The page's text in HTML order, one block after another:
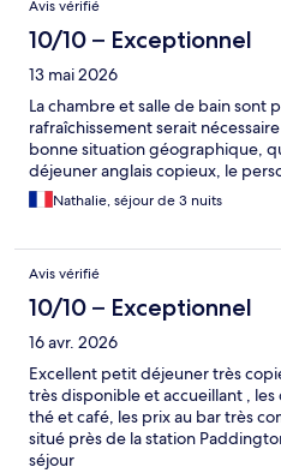
Avis vérifié
10/10 – Exceptionnel
13 mai 2026
La chambre et salle de bain sont
rafraîchissement serait
bonne situation géographique,
déjeuner anglais copieux, le
Nathalie, séjour de 3 nuits
Avis vérifié
10/10 – Exceptionnel
16 avr. 2026
Excellent petit déjeuner très
très disponible et accueillant ,
thé et café, les prix au bar très
situé près de la station
séjour